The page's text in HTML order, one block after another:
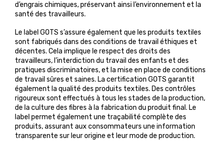
d’engrais chimiques, préservant ainsi l’environnement et la
santé des travailleurs.
Le label GOTS s’assure également que les produits textiles
sont fabriqués dans des conditions de travail éthiques et
décentes. Cela implique le respect des droits des
travailleurs, l’interdiction du travail des enfants et des
pratiques discriminatoires, et la mise en place de conditions
de travail sûres et saines. La certification GOTS garantit
également la qualité des produits textiles. Des contrôles
rigoureux sont effectués à tous les stades de la production,
de la culture des fibres à la fabrication du produit final. Le
label permet également une traçabilité complète des
produits, assurant aux consommateurs une information
transparente sur leur origine et leur mode de production.